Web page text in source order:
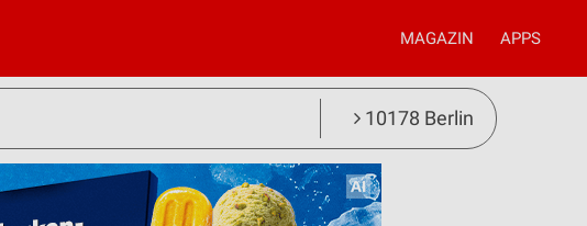
MAGAZIN APPS
10178 Berlin